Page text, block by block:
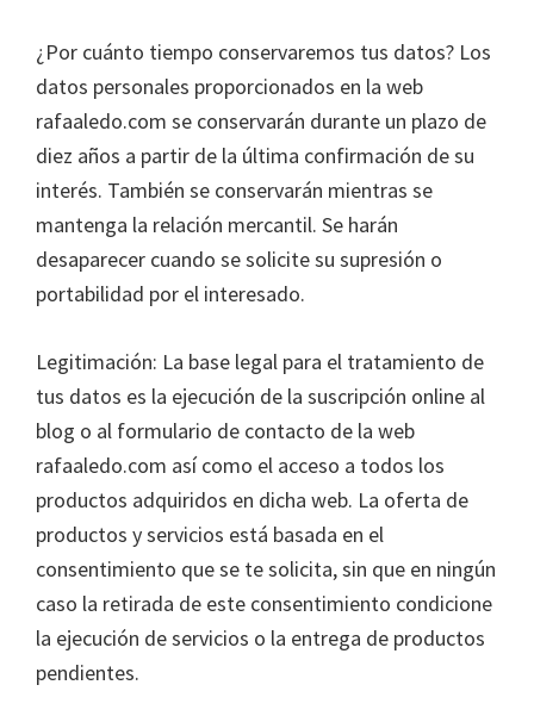
¿Por cuánto tiempo conservaremos tus datos? Los
datos personales proporcionados en la web
rafaaledo.com se conservarán durante un plazo de
diez años a partir de la última confirmación de su
interés. También se conservarán mientras se
mantenga la relación mercantil. Se harán
desaparecer cuando se solicite su supresión o
portabilidad por el interesado.
Legitimación: La base legal para el tratamiento de
tus datos es la ejecución de la suscripción online al
blog o al formulario de contacto de la web
rafaaledo.com así como el acceso a todos los
productos adquiridos en dicha web. La oferta de
productos y servicios está basada en el
consentimiento que se te solicita, sin que en ningún
caso la retirada de este consentimiento condicione
la ejecución de servicios o la entrega de productos
pendientes.